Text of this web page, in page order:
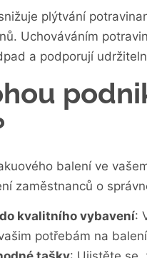
plýtvání
Uchováváním
a podporují
balení ve
zaměstnanců o
kvalitního vybavení:
potřebám na